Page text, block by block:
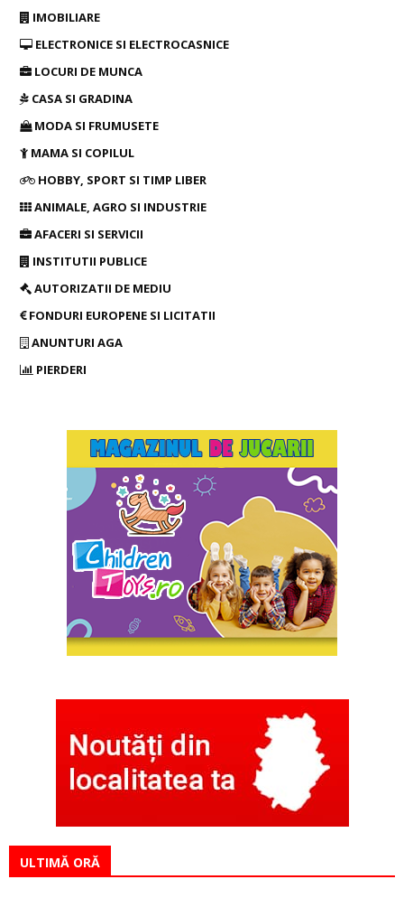
IMOBILIARE
ELECTRONICE SI ELECTROCASNICE
LOCURI DE MUNCA
CASA SI GRADINA
MODA SI FRUMUSETE
MAMA SI COPILUL
HOBBY, SPORT SI TIMP LIBER
ANIMALE, AGRO SI INDUSTRIE
AFACERI SI SERVICII
INSTITUTII PUBLICE
AUTORIZATII DE MEDIU
FONDURI EUROPENE SI LICITATII
ANUNTURI AGA
PIERDERI
ULTIMĂ ORĂ